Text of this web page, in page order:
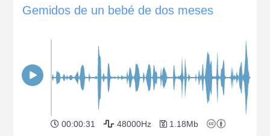
Gemidos de un bebé de dos meses
00:00:31 48000Hz 1.18Mb